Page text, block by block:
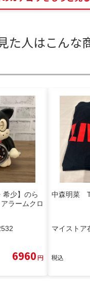
た人はこんな
希少】のら
ラームクロ
6960円
中森明菜
マイストア
税込